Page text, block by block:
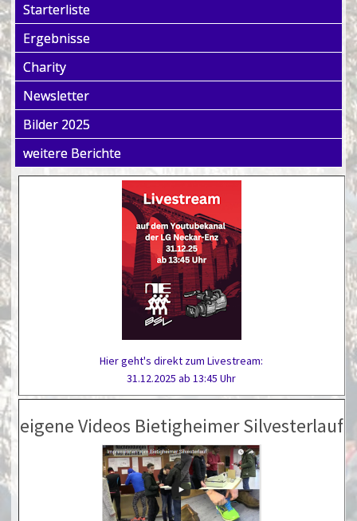
Starterliste
Ergebnisse
Charity
Newsletter
Bilder 2025
weitere Berichte
Hier geht's direkt zum Livestream:
31.12.2025 ab 13:45 Uhr
eigene Videos Bietigheimer Silvesterlauf